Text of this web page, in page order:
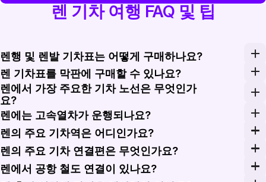
렌 기차 여행 FAQ 및 팁
렌행 및 렌발 기차표는 어떻게 구매하나요?
Rail Monsters에서 여행 날짜를 입력하고, TGV INOUI,
렌 기차표를 막판에 구매할 수 있나요?
렌에서 출발하는 TER Bretagne 표는 보통 여행 당일에
렌에서 가장 주요한 기차 노선은 무엇인가
요?
렌에서 가장 주요한 기차 노선은 파리 몽파르나스행
렌에는 고속열차가 운행되나요?
네. 렌에는 SNCF Voyageurs가 운영하는 고속 TGV
렌의 주요 기차역은 어디인가요?
렌 역은 TGV INOUI, OUIGO, TER Bretagne 서비스를
렌의 주요 기차 연결편은 무엇인가요?
렌은 TGV INOUI로 파리 몽파르나스와 약 1시간 25분,
렌에서 공항 철도 연결이 있나요?